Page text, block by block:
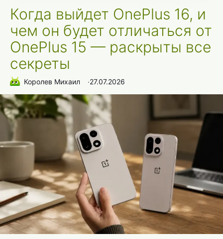
Когда выйдет OnePlus 16, и
чем он будет отличаться от
OnePlus 15 — раскрыты все
секреты
Королев Михаил ∙27.07.2026